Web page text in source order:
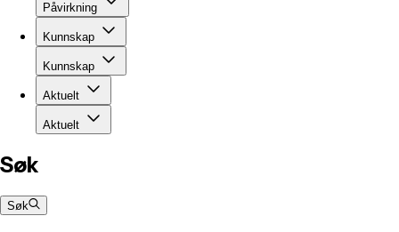
Påvirkning
Kunnskap
Kunnskap
Aktuelt
Aktuelt
Søk
Søk